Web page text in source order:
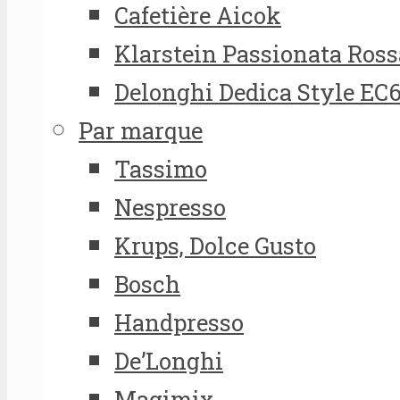
Cafetière Aicok
Klarstein Passionata
Delonghi Dedica Style
Par marque
Tassimo
Nespresso
Krups, Dolce Gusto
Bosch
Handpresso
De’Longhi